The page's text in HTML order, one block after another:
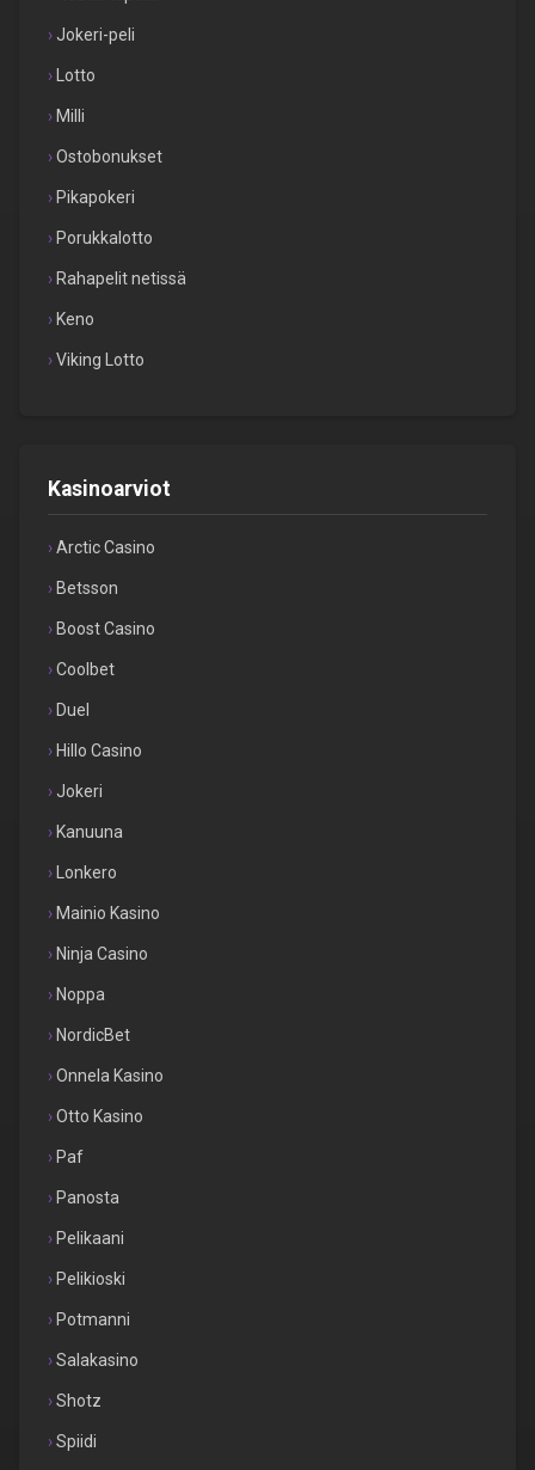
Jokeri-peli
Lotto
Milli
Ostobonukset
Pikapokeri
Porukkalotto
Rahapelit netissä
Keno
Viking Lotto
Kasinoarviot
Arctic Casino
Betsson
Boost Casino
Coolbet
Duel
Hillo Casino
Jokeri
Kanuuna
Lonkero
Mainio Kasino
Ninja Casino
Noppa
NordicBet
Onnela Kasino
Otto Kasino
Paf
Panosta
Pelikaani
Pelikioski
Potmanni
Salakasino
Shotz
Spiidi